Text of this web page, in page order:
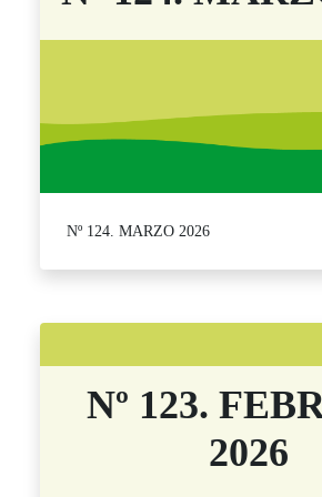
Nº 124. MARZO 2026
Nº 123.
2026